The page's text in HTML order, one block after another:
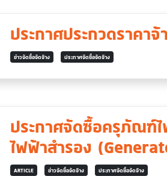
ประกาศประกวดราคาจ้
ข่าวจัดซื้อจัดจ้าง ประกาศจัดซื้อจัดจ้าง
ประกาศจัดซื้อครุภัณฑ์ไ
ไฟฟ้าสำรอง
ARTICLE ข่าวจัดซื้อจัดจ้าง ประกาศจัดซื้อจัดจ้าง